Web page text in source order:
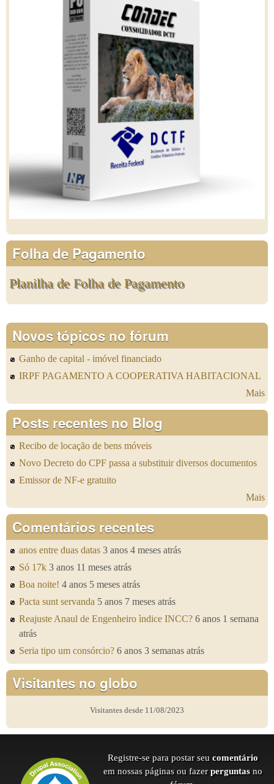
Folha de Pagamento
Planilha de Folha de Pagamento
Novos tópicos no fórum
Ganho de capital - imóvel financiado
IRPF PAGAMENTO A COOPERATIVA HABITACIONAL
Mais
Posts recentes no Blog
Recibo de locação de bens móveis
Novo Decreto do CPF passa a substituir diversos documentos
Emissor de NF-e gratuito
Mais
Comentários recentes
anos entre duas datas 3 anos 4 meses atrás
Só 17k 3 anos 11 meses atrás
Boa noite! 4 anos 5 meses atrás
Pacta sunt servanda 5 anos 7 meses atrás
Reajuste Anaul de Engenheiro ìndice INCC? 6 anos 1 semana
atrás
Seria tipo um consórcio? 6 anos 3 semanas atrás
Visitantes no globo
Visitantes desde 11/08/2023
Registre-se para postar seu comentário
em nossas páginas ou fazer perguntas no